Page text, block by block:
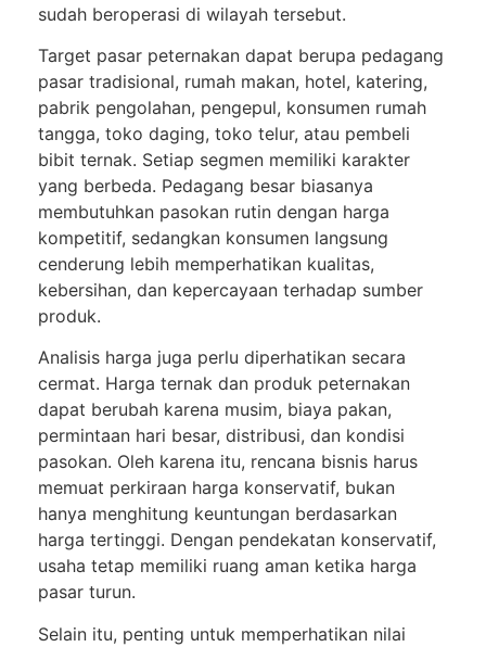
sudah beroperasi di wilayah tersebut.
Target pasar peternakan dapat berupa pedagang
pasar tradisional, rumah makan, hotel, katering,
pabrik pengolahan, pengepul, konsumen rumah
tangga, toko daging, toko telur, atau pembeli
bibit ternak. Setiap segmen memiliki karakter
yang berbeda. Pedagang besar biasanya
membutuhkan pasokan rutin dengan harga
kompetitif, sedangkan konsumen langsung
cenderung lebih memperhatikan kualitas,
kebersihan, dan kepercayaan terhadap sumber
produk.
Analisis harga juga perlu diperhatikan secara
cermat. Harga ternak dan produk peternakan
dapat berubah karena musim, biaya pakan,
permintaan hari besar, distribusi, dan kondisi
pasokan. Oleh karena itu, rencana bisnis harus
memuat perkiraan harga konservatif, bukan
hanya menghitung keuntungan berdasarkan
harga tertinggi. Dengan pendekatan konservatif,
usaha tetap memiliki ruang aman ketika harga
pasar turun.
Selain itu, penting untuk memperhatikan nilai